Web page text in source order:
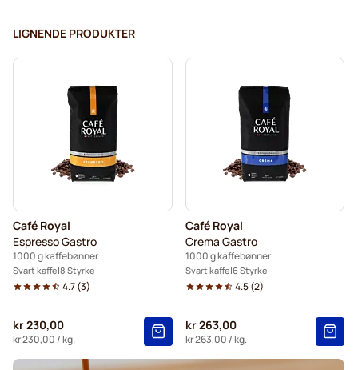
Merrild kaffebønner Garibaldi kaffebønner
Tonino Lamborghini kaffebønner Gimoka kaffebønner
Café Royal kaffebønner
Kaffekapslen kaffebønner Delonghi espressobønner
LIGNENDE PRODUKTER
Café Royal
Espresso Gastro
1000 g kaffebønner
Svart kaffe 8 Styrke
4.7(3)
kr 230,00
kr 230,00 / kg.
Café Royal
Crema Gastro
1000 g kaffebønner
Svart kaffe 6 Styrke
4.5(2)
kr 263,00
kr 263,00 / kg.